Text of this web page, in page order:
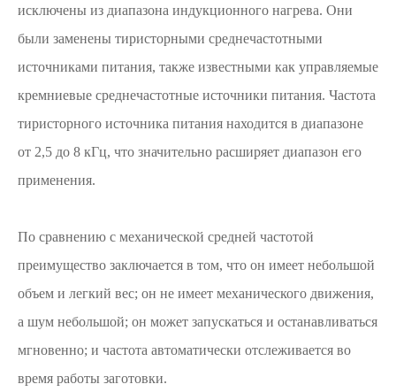
исключены из диапазона индукционного нагрева. Они
были заменены тиристорными среднечастотными
источниками питания, также известными как управляемые
кремниевые среднечастотные источники питания. Частота
тиристорного источника питания находится в диапазоне
от 2,5 до 8 кГц, что значительно расширяет диапазон его
применения.
По сравнению с механической средней частотой
преимущество заключается в том, что он имеет небольшой
объем и легкий вес; он не имеет механического движения,
а шум небольшой; он может запускаться и останавливаться
мгновенно; и частота автоматически отслеживается во
время работы заготовки.